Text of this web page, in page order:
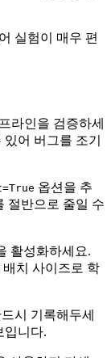
실험이 매우 편
라인을 검증하세
어 버그를 조기
옵션을 추
절반으로 줄일 수
활성화하세요.
배치 사이즈로 학
시 기록해두세
입니다.